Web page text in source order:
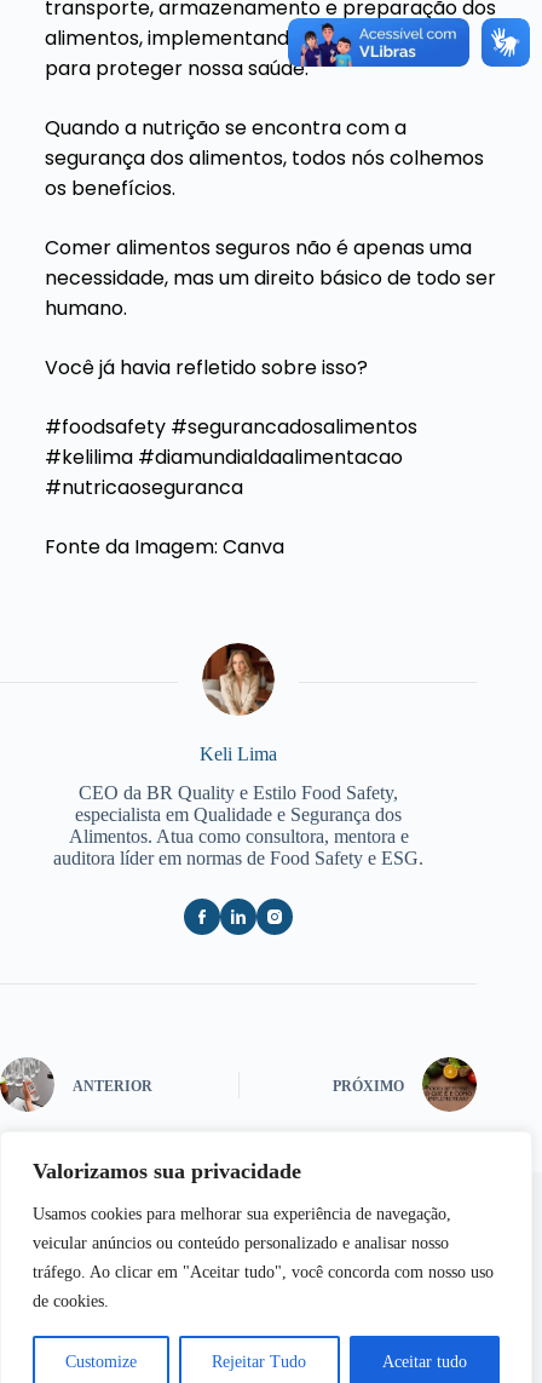
Valorizamos sua privacidade
Usamos cookies para melhorar sua experiência de navegação,
veicular anúncios ou conteúdo personalizado e analisar nosso
tráfego. Ao clicar em "Aceitar tudo", você concorda com nosso uso
de cookies.
Customize Rejeitar Tudo Aceitar tudo
transporte, armazenamento e preparação dos
alimentos, implementando práticas seguras
para proteger nossa saúde.
Quando a nutrição se encontra com a
segurança dos alimentos, todos nós colhemos
os benefícios.
Comer alimentos seguros não é apenas uma
necessidade, mas um direito básico de todo ser
humano.
Você já havia refletido sobre isso?
#foodsafety #segurancadosalimentos
#kelilima #diamundialdaalimentacao
#nutricaoseguranca
Fonte da Imagem: Canva
Keli Lima
CEO da BR Quality e Estilo Food Safety,
especialista em Qualidade e Segurança dos
Alimentos. Atua como consultora, mentora e
auditora líder em normas de Food Safety e ESG.
ANTERIOR PRÓXIMO
Copyright © 2026 - Semear | Todos os Direitos